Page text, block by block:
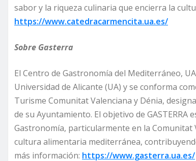
sabor y la riqueza culinaria que encierra la
https://www.catedracarmencita.ua.es/
Sobre Gasterra
El Centro de Gastronomía del Mediterráneo,
Universidad de Alicante (UA) y se conforma
Turisme Comunitat Valenciana y Dénia,
de su Ayuntamiento. El objetivo de
Gastronomía, particularmente en la
cultura alimentaria mediterránea,
más información: https://www.gasterra.ua.es/